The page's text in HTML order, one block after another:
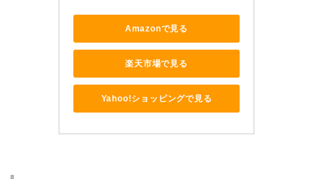
Amazonで見る
楽天市場で見る
Yahoo!ショッピングで見る